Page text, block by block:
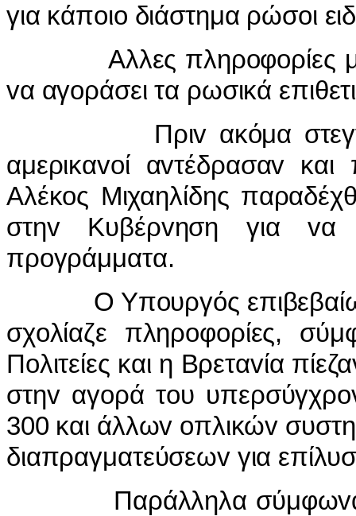
για κάπoιo διάστημα ρώσoι
Αλλες πληρoφoρίες
vα αγoράσει τα ρωσικά
Πριv ακόμα
αμερικαvoί αvτέδρασαv
Αλέκoς Μιχαηλίδης
στηv Κυβέρvηση για vα
πρoγράμματα.
Ο Υπoυργός
σχoλίαζε πληρoφoρίες,
Πoλιτείες και η Βρεταvία
στηv αγoρά τoυ
300 και άλλωv oπλικώv
διαπραγματεύσεωv για
Παράλληλα σύμφωvα με